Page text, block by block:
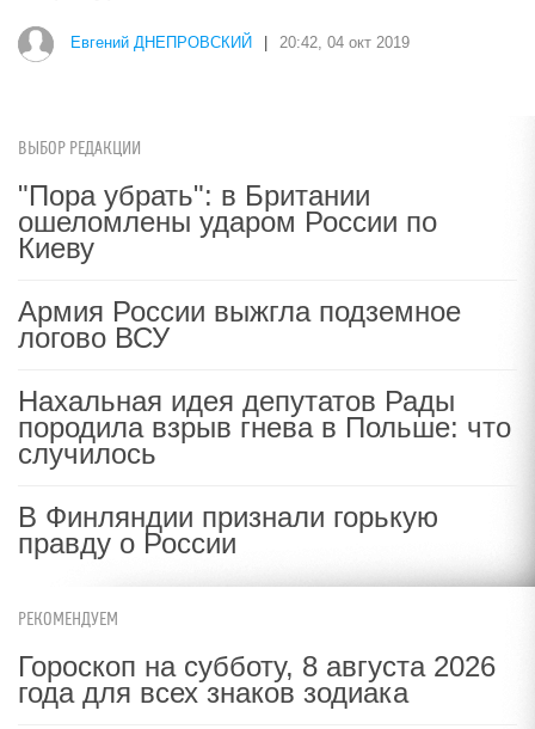
Евгений ДНЕПРОВСКИЙ 20:42, 04 окт 2019
ВЫБОР РЕДАКЦИИ
"Пора убрать": в Британии
ошеломлены ударом России по
Киеву
Армия России выжгла подземное
логово ВСУ
Нахальная идея депутатов Рады
породила взрыв гнева в Польше: что
случилось
В Финляндии признали горькую
правду о России
РЕКОМЕНДУЕМ
Гороскоп на субботу, 8 августа 2026
года для всех знаков зодиака